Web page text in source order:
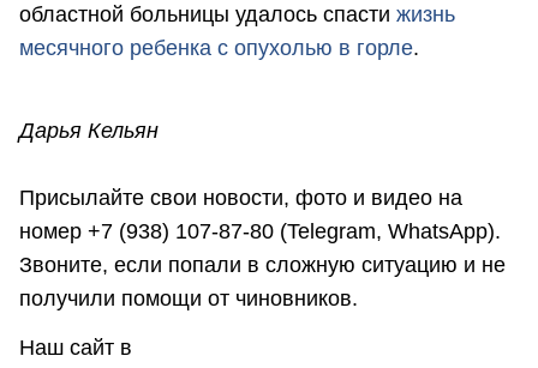
областной больницы удалось спасти жизнь
месячного ребенка с опухолью в горле.
Дарья Кельян
Присылайте свои новости, фото и видео на
номер +7 (938) 107-87-80 (Telegram, WhatsApp).
Звоните, если попали в сложную ситуацию и не
получили помощи от чиновников.
Наш сайт в